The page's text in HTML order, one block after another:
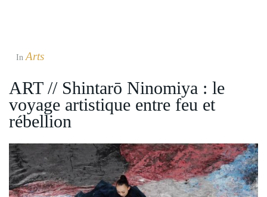
InArts
ART // Shintarō Ninomiya : le
voyage artistique entre feu et
rébellion